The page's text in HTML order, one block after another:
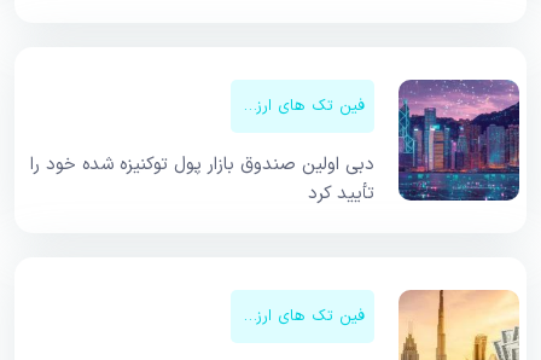
فین تک های ارزهای دیجیتال
دبی اولین صندوق بازار پول توکنیزه شده خود را
تأیید کرد
فین تک های ارزهای دیجیتال